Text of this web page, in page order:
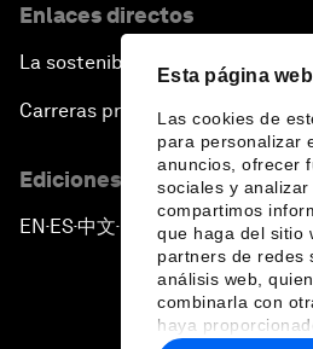
Esta página
Las cookies de
para personalizar
anuncios, ofrecer
sociales y analizar
compartimos
que haga del sitio
partners de redes
análisis web,
combinarla con
haya
Enlaces directos
La sostenibilidad en el Foro
Carreras profesionales
Ediciones en otros idiomas
EN ▪ES▪中文▪ 日本語